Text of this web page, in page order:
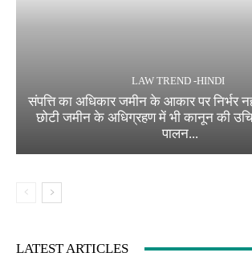
LAW TREND -HINDI
संपत्ति का अधिकार जमीन के आकार पर निर्भर
छोटी जमीन के अधिग्रहण में भी कानून की
पालन...
LATEST ARTICLES